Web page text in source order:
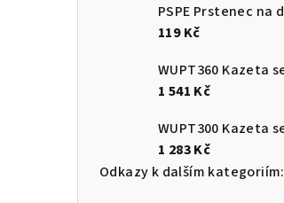
119 Kč
1 541 Kč
1 283 Kč
Odkazy k dalším kategoriím: